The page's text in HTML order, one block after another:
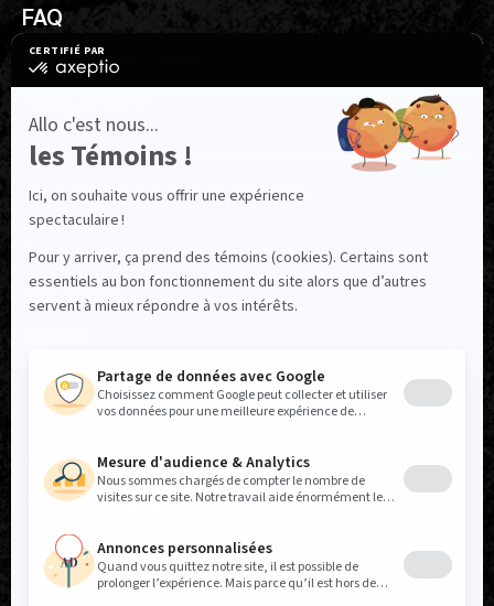
FAQ
Ressources utiles
NOUS SUIVRE
Facebook
Instagram
LinkedIn
YouTube
Politique réseaux sociaux
Politique de confidentialité